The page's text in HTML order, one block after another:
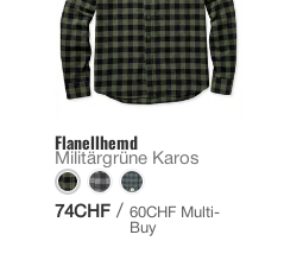
Flanellhemd
Militärgrüne Karos
74CHF / 60CHF Multi-
Buy